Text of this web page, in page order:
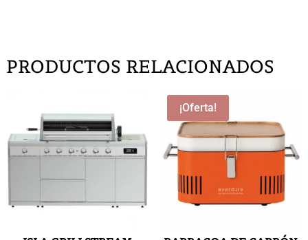
PRODUCTOS RELACIONADOS
¡Oferta!